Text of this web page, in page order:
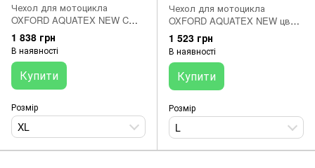
Чехол для мотоцикла
OXFORD AQUATEX NEW C
цвет серебро размер XL
(CV207) водонепроницаемый
1 838 грн
В наявності
Купити
Розмір
XL
Чехол для мотоцикла
OXFORD AQUATEX NEW цвет
серебряный, размер L -
водоотпорный CV204
1 523 грн
В наявності
Купити
Розмір
L